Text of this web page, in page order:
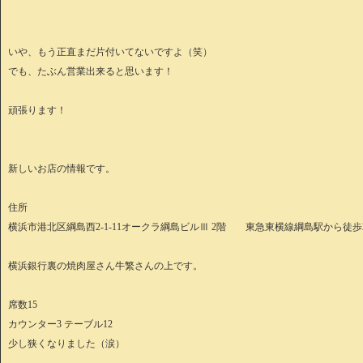
いや、もう正直まだ片付いてないですよ（笑）
でも、たぶん営業出来ると思います！
頑張ります！
新しいお店の情報です。
住所
横浜市港北区綱島西2-1-11オークラ綱島ビルⅢ 2階 東急東横線綱島駅から
横浜銀行裏の焼肉屋さん牛繁さんの上です。
席数15
カウンター3 テーブル12
少し狭くなりました（涙）